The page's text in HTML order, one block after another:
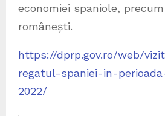
economiei spaniole,
românești.
https://dprp.gov.ro/web/
regatul-spaniei-in-
2022/